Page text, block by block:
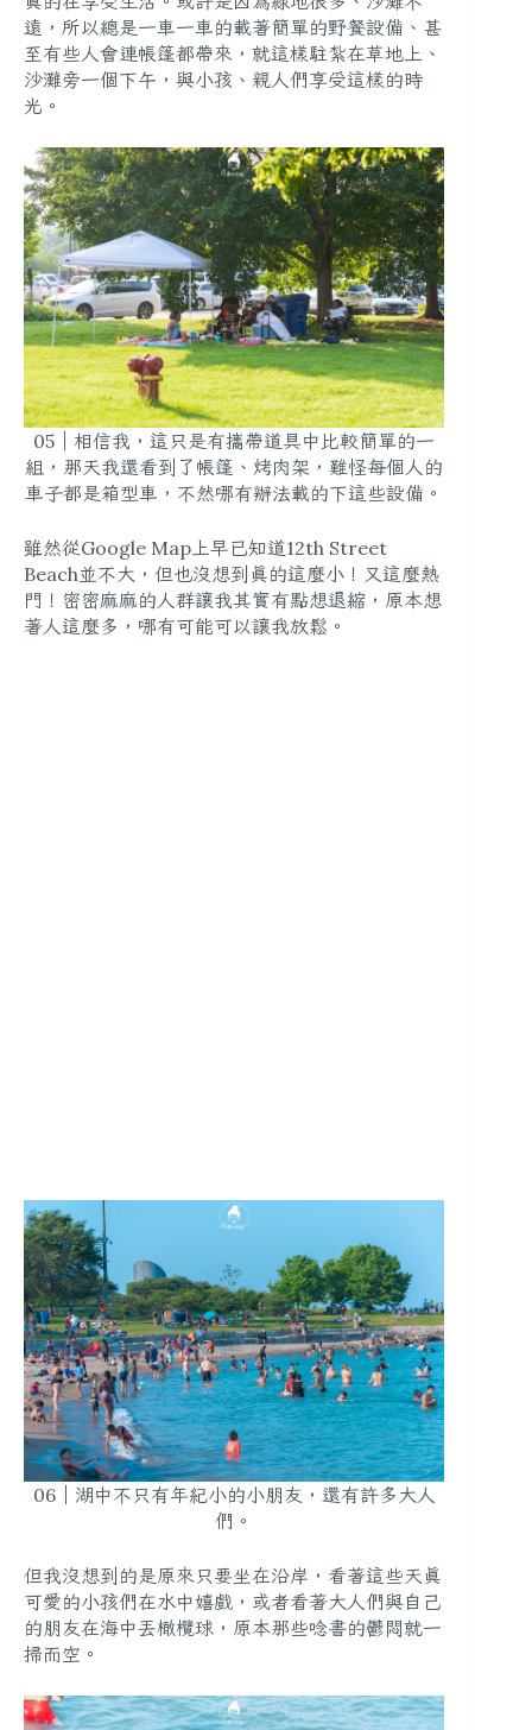
遠，所以總是一車一車的載著簡單的野餐設備、甚
至有些人會連帳篷都帶來，就這樣駐紮在草地上、
沙灘旁一個下午，與小孩、親人們享受這樣的時
光。
05｜相信我，這只是有攜帶道具中比較簡單的一
組，那天我還看到了帳篷、烤肉架，難怪每個人的
車子都是箱型車，不然哪有辦法載的下這些設備。
雖然從Google Map上早已知道12th Street
Beach並不大，但也沒想到真的這麼小！又這麼熱
門！密密麻麻的人群讓我其實有點想退縮，原本想
著人這麼多，哪有可能可以讓我放鬆。
06｜湖中不只有年紀小的小朋友，還有許多大人
們。
但我沒想到的是原來只要坐在沿岸，看著這些天真
可愛的小孩們在水中嬉戲，或者看著大人們與自己
的朋友在海中丟橄欖球，原本那些唸書的鬱悶就一
掃而空。